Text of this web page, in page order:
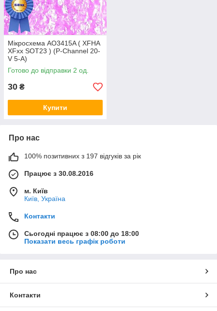
Мікросхема AO3415A ( XFHA
XFxx SOT23 ) (P-Channel 20-
V 5-A)
Готово до відправки 2 од.
30 ₴
Купити
Про нас
100% позитивних з 197 відгуків за рік
Працює з 30.08.2016
м. Київ
Київ, Україна
Контакти
Сьогодні працює з 08:00 до 18:00
Показати весь графік роботи
Про нас
Контакти